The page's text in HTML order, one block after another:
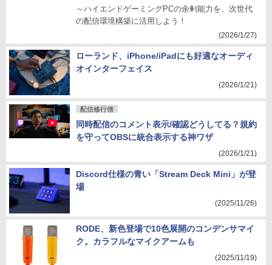
～ハイエンドゲーミングPCの余剰能力を、次世代
の配信環境構築に活用しよう！
(2026/1/27)
ローランド、iPhone/iPadにも好適なオーディ
オインターフェイス
(2026/1/21)
配信修行僧
同時配信のコメント表示/確認どうしてる？規約
を守ってOBSに統合表示する神ワザ
(2026/1/21)
Discord仕様の青い「Stream Deck Mini」が登
場
(2025/11/26)
RODE、新色登場で10色展開のコンデンサマイ
ク。カラフルなマイクアームも
(2025/11/19)